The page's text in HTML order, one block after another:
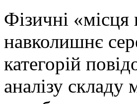
Фізичні
навколишнє
категорій
аналізу складу